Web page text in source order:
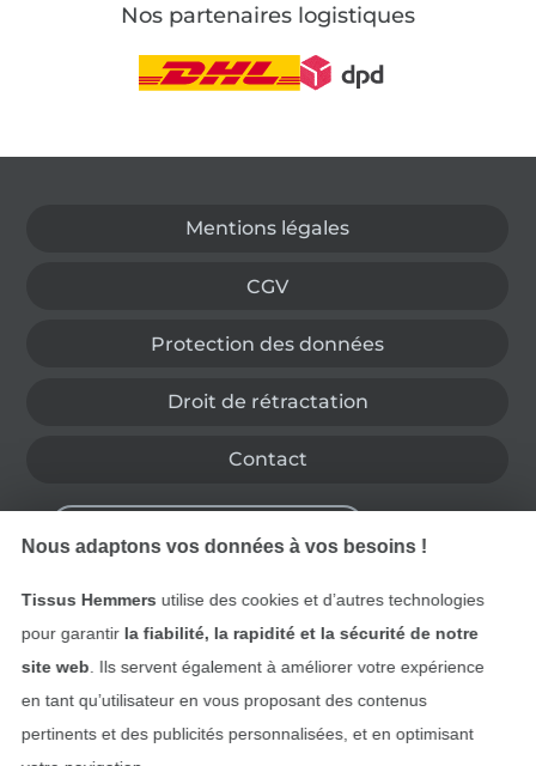
Nos partenaires logistiques
Mentions légales
CGV
Protection des données
Droit de rétractation
Contact
Trouvez plus d’idées
Nous adaptons vos données à vos besoins !
Tissus Hemmers utilise des cookies et d’autres technologies
pour garantir la fiabilité, la rapidité et la sécurité de notre
site web . Ils servent également à améliorer votre expérience
en tant qu’utilisateur en vous proposant des contenus
pertinents et des publicités personnalisées, et en optimisant